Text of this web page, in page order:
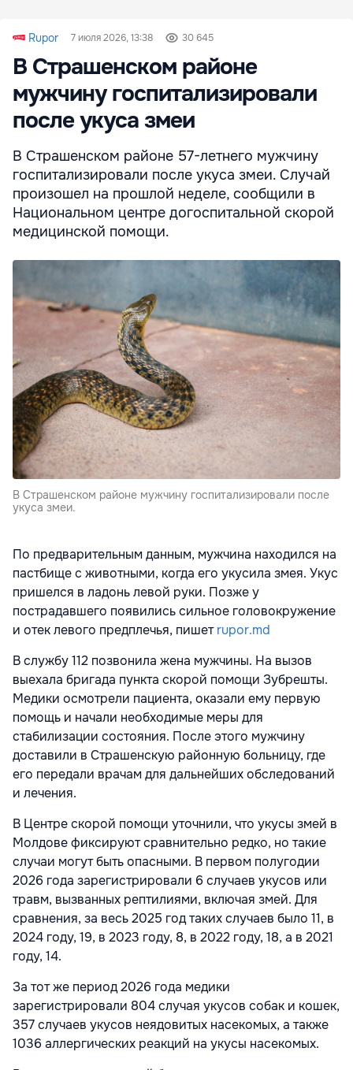
Rupor 7 июля 2026, 13:38 30 645
В Страшенском районе
мужчину госпитализировали
после укуса змеи
В Страшенском районе 57-летнего мужчину
госпитализировали после укуса змеи. Случай
произошел на прошлой неделе, сообщили в
Национальном центре догоспитальной скорой
медицинской помощи.
В Страшенском районе мужчину госпитализировали после
укуса змеи.
По предварительным данным, мужчина находился на
пастбище с животными, когда его укусила змея. Укус
пришелся в ладонь левой руки. Позже у
пострадавшего появились сильное головокружение
и отек левого предплечья, пишетrupor.md
В службу 112 позвонила жена мужчины. На вызов
выехала бригада пункта скорой помощи Зубрешты.
Медики осмотрели пациента, оказали ему первую
помощь и начали необходимые меры для
стабилизации состояния. После этого мужчину
доставили в Страшенскую районную больницу, где
его передали врачам для дальнейших обследований
и лечения.
В Центре скорой помощи уточнили, что укусы змей в
Молдове фиксируют сравнительно редко, но такие
случаи могут быть опасными. В первом полугодии
2026 года зарегистрировали 6 случаев укусов или
травм, вызванных рептилиями, включая змей. Для
сравнения, за весь 2025 год таких случаев было 11, в
2024 году, 19, в 2023 году, 8, в 2022 году, 18, а в 2021
году, 14.
За тот же период 2026 года медики
зарегистрировали 804 случая укусов собак и кошек,
357 случаев укусов неядовитых насекомых, а также
1036 аллергических реакций на укусы насекомых.